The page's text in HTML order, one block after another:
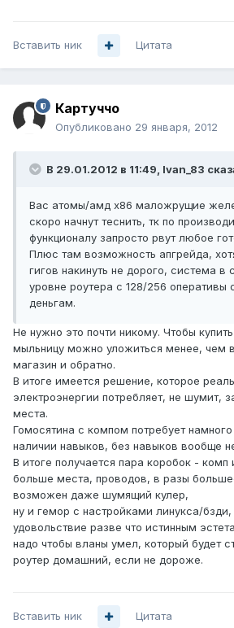
Вставить ник Цитата
Картуччо
Опубликовано 29 января, 2012
В 29.01.2012 в 11:49, Ivan_83
Вас атомы/амд х86 маложрущие
скоро начнут теснить, тк по
функционалу запросто рвут любое
Плюс там возможность апгрейда,
гигов накинуть не дорого, система в
уровне роутера с 128/256 оперативы
деньгам.
Не нужно это почти никому. Чтобы
мыльницу можно уложиться менее, чем
магазин и обратно.
В итоге имеется решение, которое
электроэнергии потребляет, не шумит,
места.
Гомосятина с компом потребует
наличии навыков, без навыков вообще
В итоге получается пара коробок - комп
больше места, проводов, в разы
возможен даже шумящий кулер,
ну и гемор с настройками линукса/
удовольствие разве что истинным
надо чтобы вланы умел, который будет
роутер домашний, если не дороже.
Вставить ник Цитата